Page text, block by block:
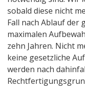
sobald diese nicht
Fall nach Ablauf der
maximalen
zehn Jahren. Nicht
keine gesetzliche
werden nach